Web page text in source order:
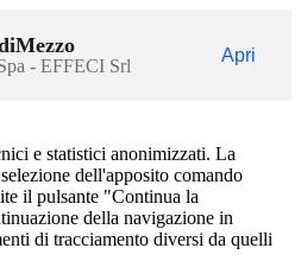
- EFFECI Srl
Apri
e statistici anonimizzati. La
dell'apposito comando
il pulsante "Continua la
della navigazione in
di tracciamento diversi da quelli